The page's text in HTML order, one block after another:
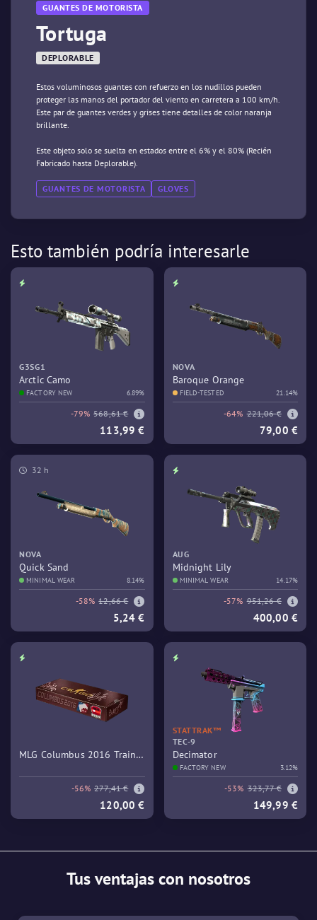
GUANTES DE MOTORISTA
Tortuga
DEPLORABLE
Estos voluminosos guantes con refuerzo en los nudillos pueden
proteger las manos del portador del viento en carretera a 100 km/h.
Este par de guantes verdes y grises tiene detalles de color naranja
brillante.
Este objeto solo se suelta en estados entre el 6% y el 80% (Recién
Fabricado hasta Deplorable).
GUANTES DE MOTORISTA GLOVES
Esto también podría interesarle
G3SG1
Arctic Camo
FACTORY NEW 6.89%
-79% 568,61 €
113,99 €
NOVA
Baroque Orange
FIELD-TESTED 21.14%
-64% 221,06 €
79,00 €
32 h
NOVA
Quick Sand
MINIMAL WEAR 8.14%
-58% 12,66 €
5,24 €
AUG
Midnight Lily
MINIMAL WEAR 14.17%
-57% 951,26 €
400,00 €
MLG Columbus 2016 Train
-56% 277,41 €
120,00 €
STATTRAK™
TEC-9
Decimator
FACTORY NEW 3.12%
-53% 323,77 €
149,99 €
Tus ventajas con nosotros